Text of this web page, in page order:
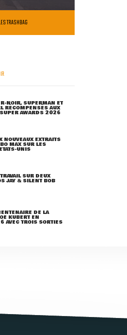
TRASHBAG
NOIR, SUPERMAN ET
RÉCOMPENSÉS AUX
AWARDS 2026
NOUVEAUX EXTRAITS
MAX SUR LES
UNIS
SUR DEUX
JAY & SILENT BOB
DE LA
KUBERT EN
AVEC TROIS SORTIES